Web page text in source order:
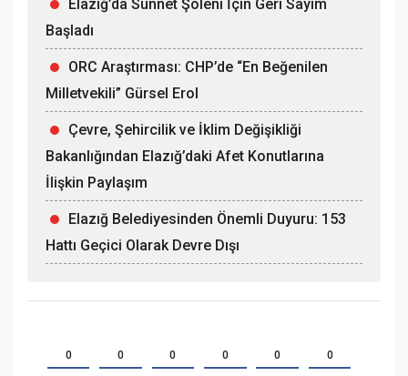
Elazığ’da Sünnet Şöleni İçin Geri Sayım
Başladı
ORC Araştırması: CHP’de “En Beğenilen
Milletvekili” Gürsel Erol
Çevre, Şehircilik ve İklim Değişikliği
Bakanlığından Elazığ’daki Afet Konutlarına
İlişkin Paylaşım
Elazığ Belediyesinden Önemli Duyuru: 153
Hattı Geçici Olarak Devre Dışı
0 0 0 0 0 0